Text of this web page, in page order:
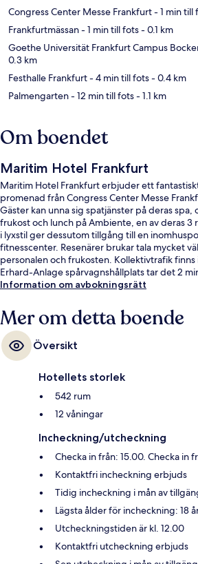
Congress Center Messe Frankfurt- 1 min till
Frankfurtmässan- 1 min till fots- 0.1 km
Goethe Universität Frankfurt Campus
0.3 km
Festhalle Frankfurt- 4 min till fots- 0.4 km
Palmengarten- 12 min till fots- 1.1 km
Om boendet
Maritim Hotel Frankfurt
Maritim Hotel Frankfurt erbjuder ett
promenad från Congress Center Messe
Gäster kan unna sig spatjänster på deras spa,
frukost och lunch på Ambiente, en av deras 3
i lyxstil ger dessutom tillgång till en
fitnesscenter. Resenärer brukar tala mycket
personalen och frukosten. Kollektivtrafik
Erhard-Anlage spårvagnshållplats tar det 2
Festhalle-Messe U-Bahnstation är det 4
Information om avbokningsrätt
Mer om detta boende
Översikt
Hotellets storlek
542 rum
12 våningar
Incheckning/utcheckning
Checka in från: 15.00. Checka in
Kontaktfri incheckning erbjuds
Tidig incheckning i mån av
Lägsta ålder för incheckning: 18
Utcheckningstiden är kl. 12.00
Kontaktfri utcheckning erbjuds